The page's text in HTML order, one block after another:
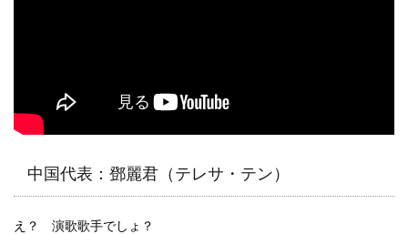
中国代表：鄧麗君（テレサ・テン）
え？ 演歌歌手でしょ？